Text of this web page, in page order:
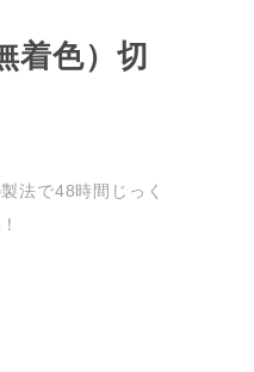
着色）切
法で48時間じっく